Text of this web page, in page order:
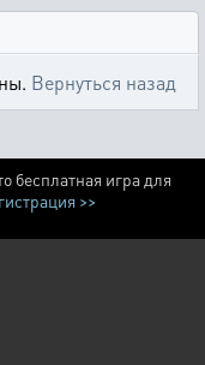
Вернуться назад
бесплатная игра для
>>